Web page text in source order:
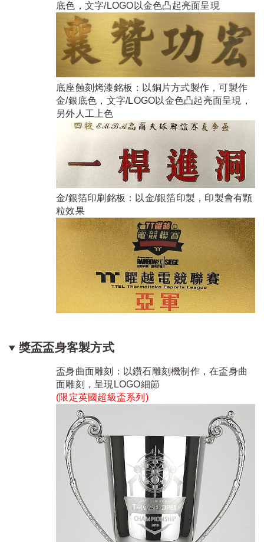
底色，文字/LOGO以金色凸起亮面呈現
底座蝕刻烤漆銘板：以銅片方式製作，可製作
金/銀底色，文字/LOGO以金色凸起亮面呈現，
另外人工上色
金/銀箔印刷銘板：以金/銀箔印製，印製會有顆
粒效果
獎盃盃身客製方式
盃身曲面雕刻：以鑽石雕刻機制作，在盃身曲
面雕刻，呈現LOGO細節
(限定英國超級盃系列 )